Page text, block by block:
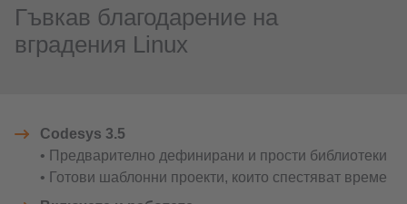
Гъвкав благодарение на
вградения Linux
Codesys 3.5
• Предварително дефинирани и прости библиотеки
• Готови шаблонни проекти, които спестяват време